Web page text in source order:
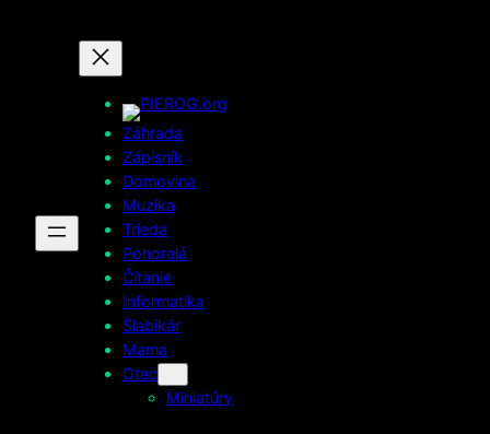
Záhrada
Zápisník
Domovina
Muzika
Trieda
Pohorelá
Čítanie
Informatika
Šlabikár
Mama
Otec
Miniatúry